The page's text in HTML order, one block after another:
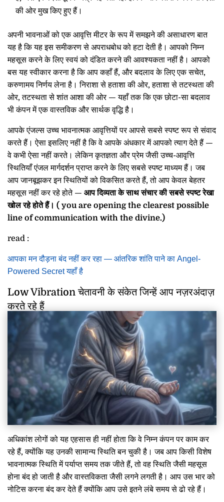
की ओर मुख किए हुए हैं।
अपनी भावनाओं को एक आवृत्ति मीटर के रूप में समझने की असाधारण बात
यह है कि यह इस समीकरण से अपराधबोध को हटा देती है। आपको निम्न
महसूस करने के लिए स्वयं को दंडित करने की आवश्यकता नहीं है। आपको
बस यह स्वीकार करना है कि आप कहाँ हैं, और बदलाव के लिए एक सचेत,
करुणामय निर्णय लेना है। निराशा से हताशा की ओर, हताशा से तटस्थता की
ओर, तटस्थता से शांत आशा की ओर — यहाँ तक कि एक छोटा-सा बदलाव
भी कंपन में एक वास्तविक और सार्थक वृद्धि है।
आपके एंजल्स उच्च भावनात्मक आवृत्तियों पर आपसे सबसे स्पष्ट रूप से संवाद
करते हैं। ऐसा इसलिए नहीं है कि वे आपके अंधकार में आपको त्याग देते हैं —
वे कभी ऐसा नहीं करते। लेकिन कृतज्ञता और प्रेम जैसी उच्च-आवृत्ति
स्थितियाँ एंजल मार्गदर्शन प्राप्त करने के लिए सबसे स्पष्ट माध्यम हैं। जब
आप जानबूझकर इन स्थितियों को विकसित करते हैं, तो आप केवल बेहतर
महसूस नहीं कर रहे होते — आप दिव्यता के साथ संचार की सबसे स्पष्ट रेखा
खोल रहे होते हैं। ( you are opening the clearest possible
line of communication with the divine.)
read :
आपका मन दौड़ना बंद नहीं कर रहा — आंतरिक शांति पाने का Angel-
Powered Secret यहाँ है
Low Vibration चेतावनी के संकेत जिन्हें आप नज़रअंदाज़
करते रहे हैं
अधिकांश लोगों को यह एहसास ही नहीं होता कि वे निम्न कंपन पर काम कर
रहे हैं, क्योंकि यह उनकी सामान्य स्थिति बन चुकी है। जब आप किसी विशेष
भावनात्मक स्थिति में पर्याप्त समय तक जीते हैं, तो वह स्थिति जैसी महसूस
होना बंद हो जाती है और वास्तविकता जैसी लगने लगती है। आप उस भार को
नोटिस करना बंद कर देते हैं क्योंकि आप उसे इतने लंबे समय से ढो रहे हैं।